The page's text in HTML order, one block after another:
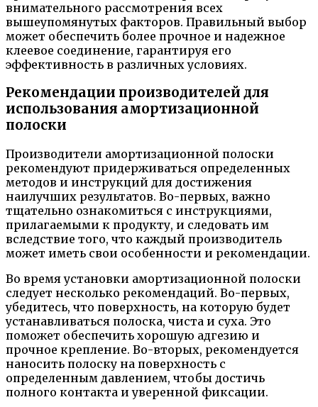
внимательного рассмотрения всех
вышеупомянутых факторов. Правильный выбор
может обеспечить более прочное и надежное
клеевое соединение, гарантируя его
эффективность в различных условиях.
Рекомендации производителей для
использования амортизационной
полоски
Производители амортизационной полоски
рекомендуют придерживаться определенных
методов и инструкций для достижения
наилучших результатов. Во-первых, важно
тщательно ознакомиться с инструкциями,
прилагаемыми к продукту, и следовать им
вследствие того, что каждый производитель
может иметь свои особенности и рекомендации.
Во время установки амортизационной полоски
следует несколько рекомендаций. Во-первых,
убедитесь, что поверхность, на которую будет
устанавливаться полоска, чиста и суха. Это
поможет обеспечить хорошую адгезию и
прочное крепление. Во-вторых, рекомендуется
наносить полоску на поверхность с
определенным давлением, чтобы достичь
полного контакта и уверенной фиксации.